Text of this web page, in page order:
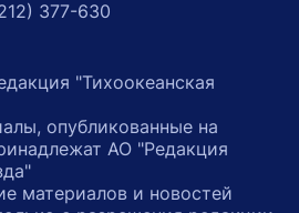
377-630
"Тихоокеанская
опубликованные на
АО "Редакция
материалов и новостей